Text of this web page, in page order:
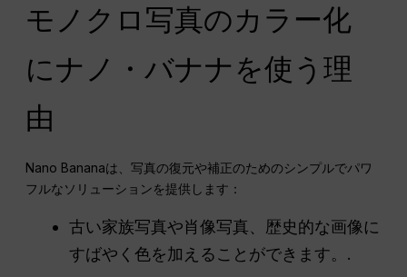
モノクロ写真のカラー化
にナノ・バナナを使う理
由
Nano Bananaは、写真の復元や補正のためのシンプルでパワ
フルなソリューションを提供します：
古い家族写真や肖像写真、歴史的な画像に
すばやく色を加えることができます。.